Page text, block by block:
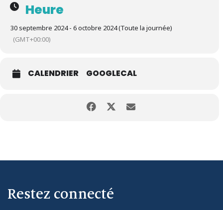
Heure
30 septembre 2024 - 6 octobre 2024 (Toute la journée)
(GMT+00:00)
CALENDRIER GOOGLECAL
Restez connecté